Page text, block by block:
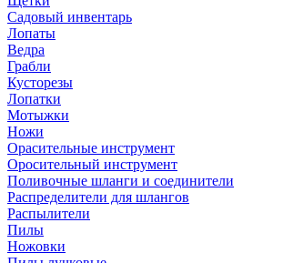
Садовый инвентарь
Лопаты
Ведра
Грабли
Кусторезы
Лопатки
Мотыжки
Ножи
Орасительные инструмент
Оросительный инструмент
Поливочные шланги и соединители
Распределители для шлангов
Распылители
Пилы
Ножовки